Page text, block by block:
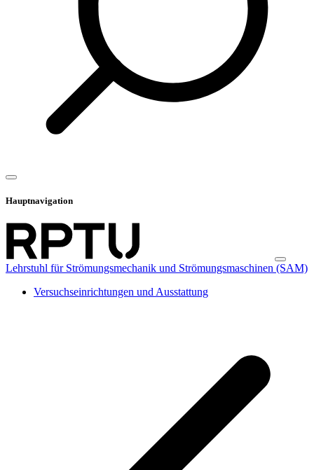
Hauptnavigation
Lehrstuhl für Strömungsmechanik und Strömungsmaschinen (SAM)
Versuchseinrichtungen und Ausstattung